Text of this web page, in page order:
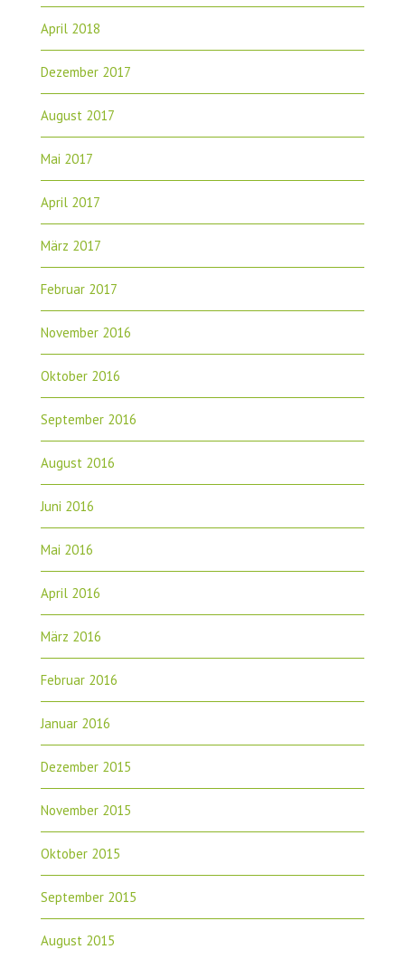
April 2018
Dezember 2017
August 2017
Mai 2017
April 2017
März 2017
Februar 2017
November 2016
Oktober 2016
September 2016
August 2016
Juni 2016
Mai 2016
April 2016
März 2016
Februar 2016
Januar 2016
Dezember 2015
November 2015
Oktober 2015
September 2015
August 2015